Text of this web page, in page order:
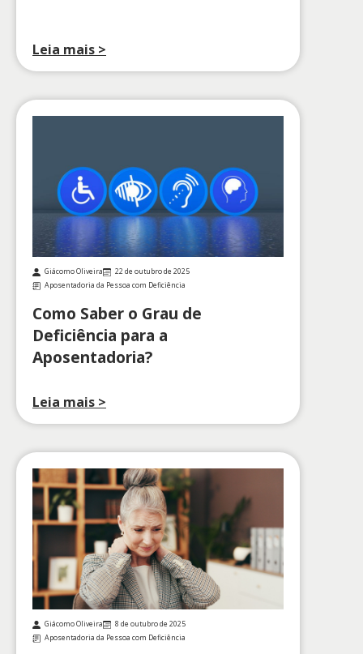
Leia mais >
Giácomo Oliveira
22 de outubro de 2025
Aposentadoria da Pessoa com Deficiência
Como Saber o Grau de
Deficiência para a
Aposentadoria?
Leia mais >
Giácomo Oliveira
8 de outubro de 2025
Aposentadoria da Pessoa com Deficiência